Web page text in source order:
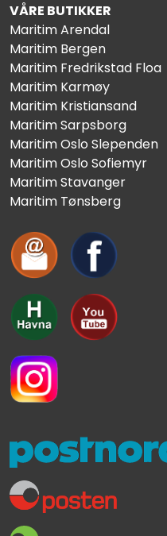
VÅRE BUTIKKER
Maritim Arendal
Maritim Bergen
Maritim Fredrikstad Floa
Maritim Karmøy
Maritim Kristiansand
Maritim Sarpsborg
Maritim Oslo Slependen
Maritim Oslo Sofiemyr
Maritim Stavanger
Maritim Tønsberg